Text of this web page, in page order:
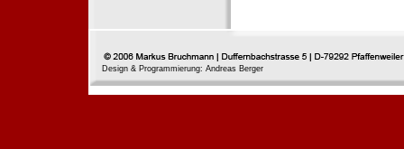
Design & Programmierung: Andreas Berger